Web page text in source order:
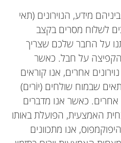
מידע, הנוירונים (תאי
לשלוח מסרים בקצב
על החבר שלכם שצריך
על חבל. כאשר
אחרים, אנו קוראים
שבמוח שולחים (יוֹרים)
כאשר אנו מדברים
האמצעית, הפועלת באותו
אנו מתכוונים